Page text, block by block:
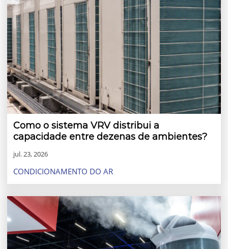
Como o sistema VRV distribui a
capacidade entre dezenas de ambientes?
jul. 23, 2026
CONDICIONAMENTO DO AR